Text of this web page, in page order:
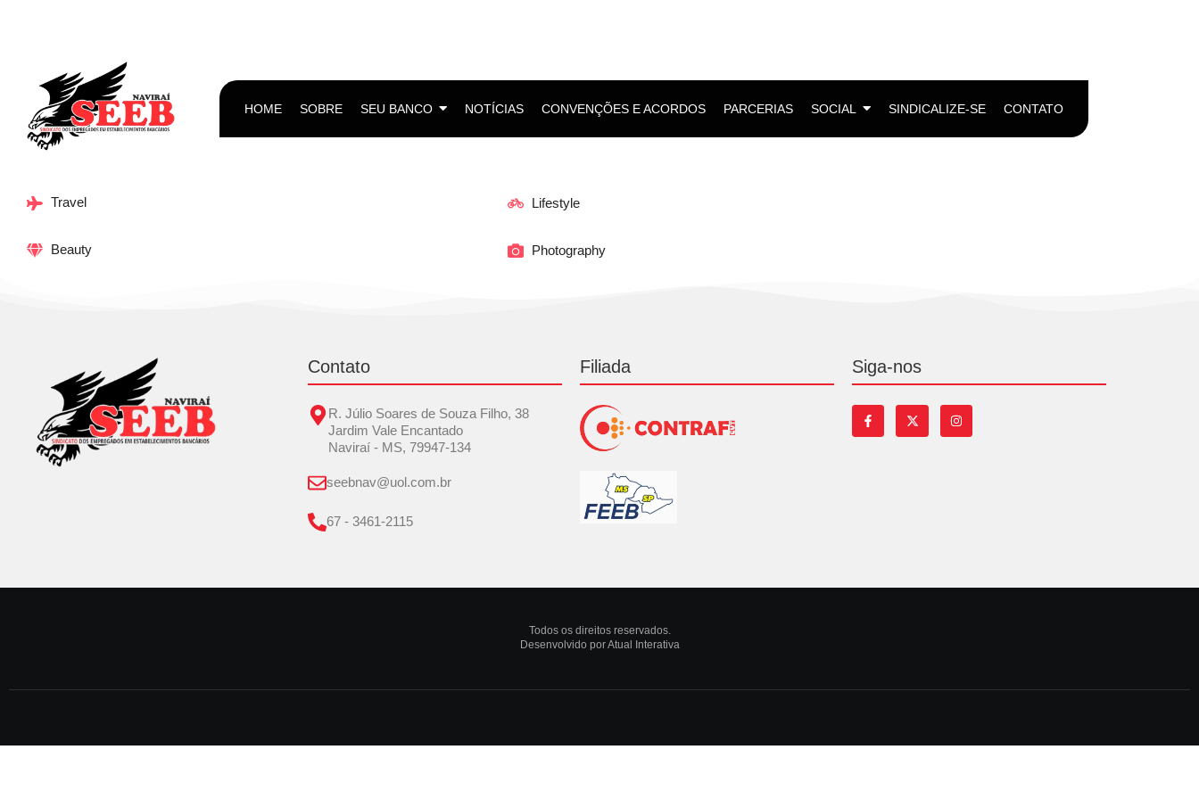
HOME SOBRE SEU BANCO NOTÍCIAS CONVENÇÕES E ACORDOS PARCERIAS SOCIAL SINDICALIZE-SE CONTATO
Travel
Beauty
Lifestyle
Photography
Contato
R. Júlio Soares de Souza Filho, 38
Jardim Vale Encantado
Naviraí - MS, 79947-134
seebnav@uol.com.br
67 - 3461-2115
Filiada Siga-nos
Todos os direitos reservados.
Desenvolvido por Atual Interativa